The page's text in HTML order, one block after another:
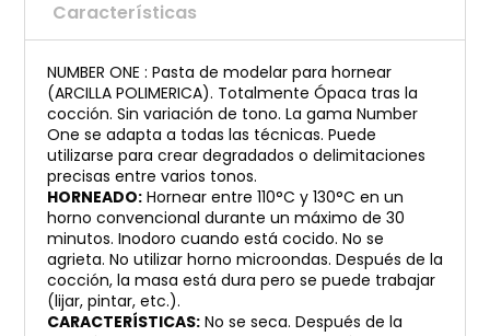
Características
NUMBER ONE : Pasta de modelar para hornear
(ARCILLA POLIMERICA). Totalmente Ópaca tras la
cocción. Sin variación de tono. La gama Number
One se adapta a todas las técnicas. Puede
utilizarse para crear degradados o delimitaciones
precisas entre varios tonos.
HORNEADO: Hornear entre 110°C y 130°C en un
horno convencional durante un máximo de 30
minutos. Inodoro cuando está cocido. No se
agrieta. No utilizar horno microondas. Después de la
cocción, la masa está dura pero se puede trabajar
(lijar, pintar, etc.).
CARACTERÍSTICAS: No se seca. Después de la